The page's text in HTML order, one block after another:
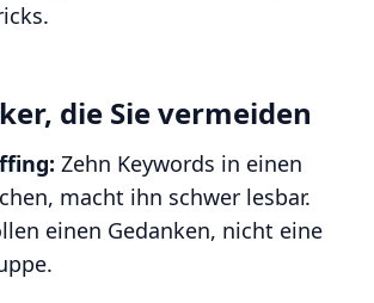
die Sie vermeiden
Zehn Keywords in einen
macht ihn schwer lesbar.
einen Gedanken, nicht eine